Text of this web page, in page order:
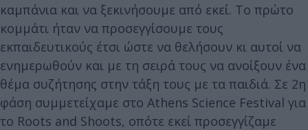
καμπάνια και να ξεκινήσουμε από εκεί. Το πρώτο
κομμάτι ήταν να προσεγγίσουμε τους
εκπαιδευτικούς έτσι ώστε να θελήσουν κι αυτοί να
ενημερωθούν και με τη σειρά τους να ανοίξουν ένα
θέμα συζήτησης στην τάξη τους με τα παιδιά. Σε 2η
φάση συμμετείχαμε στο Athens Science Festival για
το Roots and Shoots, οπότε εκεί προσεγγίζαμε